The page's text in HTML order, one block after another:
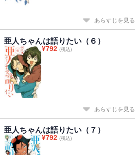
あらすじを見る
亜人ちゃんは語りたい（６）
¥792 (税込)
あらすじを見る
亜人ちゃんは語りたい（７）
¥792 (税込)